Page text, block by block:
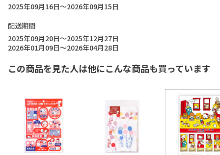
2025年09月16日～2026年09月15日
配送期間
2025年09月20日～2025年12月27日
2026年01月09日～2026年04月28日
この商品を見た人は他にこんな商品も買っています